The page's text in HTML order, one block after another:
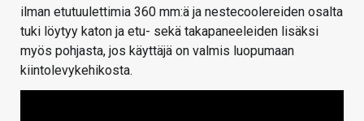
ilman etutuulettimia 360 mm:ä ja nestecoolereiden osalta
tuki löytyy katon ja etu- sekä takapaneeleiden lisäksi
myös pohjasta, jos käyttäjä on valmis luopumaan
kiintolevykehikosta.